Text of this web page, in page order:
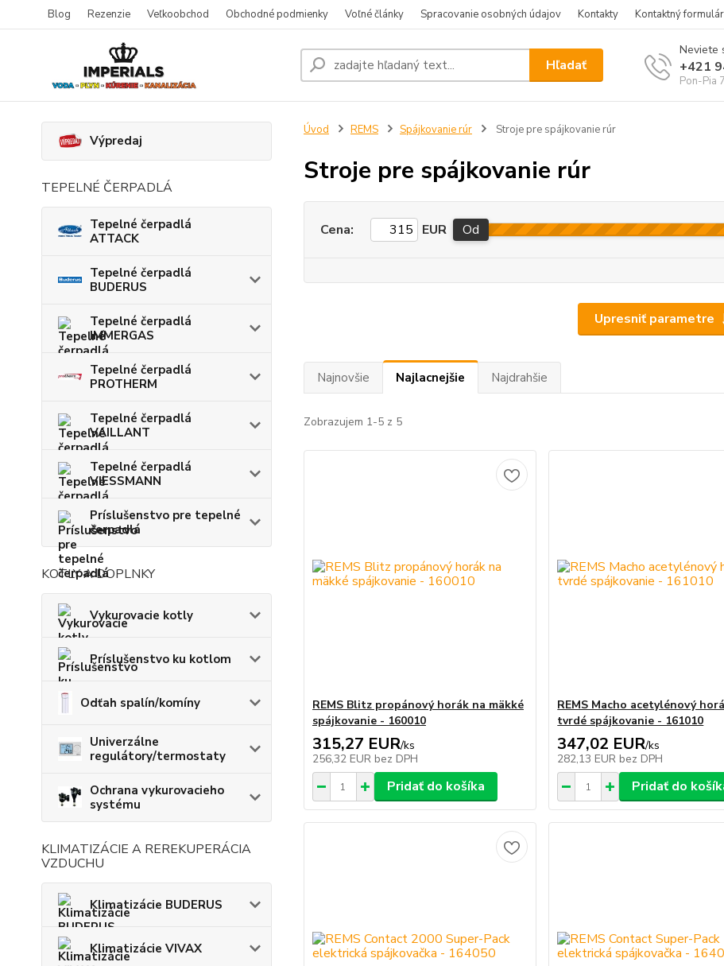
Blog Rezenzie Veľkoobchod Obchodné podmienky Voľné články Spracovanie osobných údajov Kontakty Kontaktný formulár
Hľadať
Neviete
+421
Pon-Pia
Výpredaj
TEPELNÉ ČERPADLÁ
Tepelné čerpadlá
ATTACK
Tepelné čerpadlá
BUDERUS
Tepelné čerpadlá
IMMERGAS
Tepelné čerpadlá
PROTHERM
Tepelné čerpadlá
VAILLANT
Tepelné čerpadlá
VIESSMANN
Príslušenstvo pre tepelné
čerpadlá
KOTLY A DOPLNKY
Vykurovacie kotly
Príslušenstvo ku kotlom
Odťah spalín/komíny
Univerzálne
regulátory/termostaty
Ochrana vykurovacieho
systému
KLIMATIZÁCIE A REREKUPERÁCIA
VZDUCHU
Klimatizácie BUDERUS
Klimatizácie VIVAX
Úvod REMS Spájkovanie rúr Stroje pre spájkovanie rúr
Stroje pre spájkovanie rúr
Upresniť parametre
Cena: EUR Od
Najnovšie Najlacnejšie Najdrahšie
Zobrazujem 1-5 z 5
REMS Blitz propánový horák na mäkké
spájkovanie - 160010
315,27 EUR/ks
256,32 EUR bez DPH
Pridať do košíka
REMS Macho acetylénový
tvrdé spájkovanie - 161010
347,02 EUR/ks
282,13 EUR bez DPH
Pridať do